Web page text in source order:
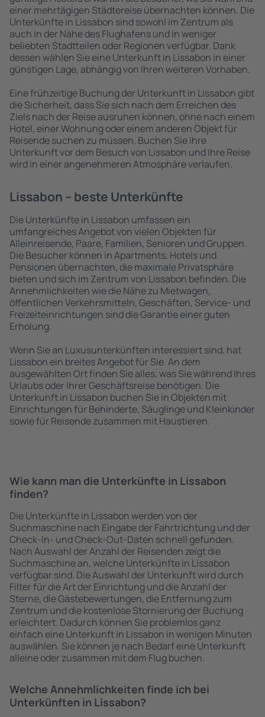
einer mehrtägigen Städtereise übernachten können. Die
Unterkünfte in Lissabon sind sowohl im Zentrum als
auch in der Nähe des Flughafens und in weniger
beliebten Stadtteilen oder Regionen verfügbar. Dank
dessen wählen Sie eine Unterkunft in Lissabon in einer
günstigen Lage, abhängig von Ihren weiteren Vorhaben.
Eine frühzeitige Buchung der Unterkunft in Lissabon gibt
die Sicherheit, dass Sie sich nach dem Erreichen des
Ziels nach der Reise ausruhen können, ohne nach einem
Hotel, einer Wohnung oder einem anderen Objekt für
Reisende suchen zu müssen. Buchen Sie Ihre
Unterkunft vor dem Besuch von Lissabon und Ihre Reise
wird in einer angenehmeren Atmosphäre verlaufen.
Lissabon – beste Unterkünfte
Die Unterkünfte in Lissabon umfassen ein
umfangreiches Angebot von vielen Objekten für
Alleinreisende, Paare, Familien, Senioren und Gruppen.
Die Besucher können in Apartments, Hotels und
Pensionen übernachten, die maximale Privatsphäre
bieten und sich im Zentrum von Lissabon befinden. Die
Annehmlichkeiten wie die Nähe zu Mietwagen,
öffentlichen Verkehrsmitteln, Geschäften, Service- und
Freizeiteinrichtungen sind die Garantie einer guten
Erholung.
Wenn Sie an Luxusunterkünften interessiert sind, hat
Lissabon ein breites Angebot für Sie. An dem
ausgewählten Ort finden Sie alles, was Sie während Ihres
Urlaubs oder Ihrer Geschäftsreise benötigen. Die
Unterkunft in Lissabon buchen Sie in Objekten mit
Einrichtungen für Behinderte, Säuglinge und Kleinkinder
sowie für Reisende zusammen mit Haustieren.
Wie kann man die Unterkünfte in Lissabon
finden?
Die Unterkünfte in Lissabon werden von der
Suchmaschine nach Eingabe der Fahrtrichtung und der
Check-In- und Check-Out-Daten schnell gefunden.
Nach Auswahl der Anzahl der Reisenden zeigt die
Suchmaschine an, welche Unterkünfte in Lissabon
verfügbar sind. Die Auswahl der Unterkunft wird durch
Filter für die Art der Einrichtung und die Anzahl der
Sterne, die Gästebewertungen, die Entfernung zum
Zentrum und die kostenlose Stornierung der Buchung
erleichtert. Dadurch können Sie problemlos ganz
einfach eine Unterkunft in Lissabon in wenigen Minuten
auswählen. Sie können je nach Bedarf eine Unterkunft
alleine oder zusammen mit dem Flug buchen.
Welche Annehmlichkeiten finde ich bei
Unterkünften in Lissabon?